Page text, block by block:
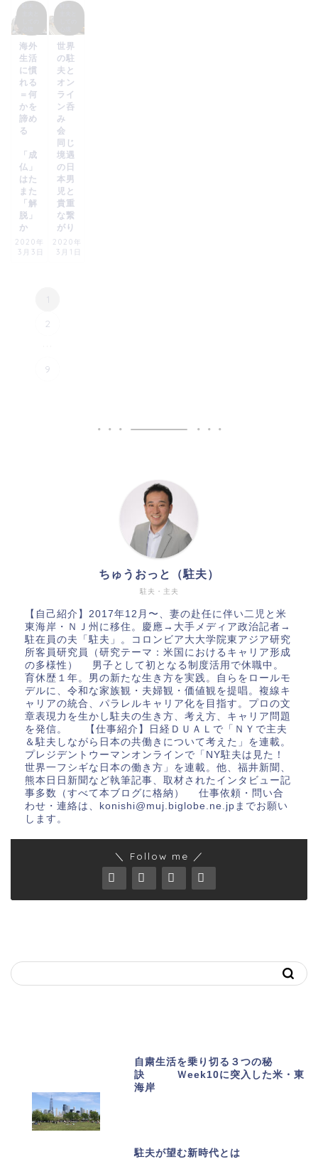
海外
生活
に慣
れる
＝何
かを
諦め
る
「成
仏」
はた
また
「解
脱」
か
2020年
3月3日
駐夫・
世界
の駐
夫と
オン
ライ
ン呑
み
会
同じ
境遇
の日
本男
児と
貴重
な繋
がり
2020年
3月1日
1
2
9
駐夫・主夫
ちゅうおっと（駐夫）
【自己紹介】2017年12月〜、妻の赴任に伴い二児と米
東海岸・ＮＪ州に移住。慶應→大手メディア政治記者→
駐在員の夫「駐夫」。コロンビア大大学院東アジア研究
所客員研究員（研究テーマ：米国におけるキャリア形成
の多様性） 男子として初となる制度活用で休職中。
育休歴１年。男の新たな生き方を実践。自らをロールモ
デルに、令和な家族観・夫婦観・価値観を提唱。複線キ
ャリアの統合、パラレルキャリア化を目指す。プロの文
章表現力を生かし駐夫の生き方、考え方、キャリア問題
を発信。 【仕事紹介】日経ＤＵＡＬで「ＮＹで主夫
＆駐夫しながら日本の共働きについて考えた」を連載。
プレジデントウーマンオンラインで「NY駐夫は見た！
世界一フシギな日本の働き方」を連載。他、福井新聞、
熊本日日新聞など執筆記事、取材されたインタビュー記
事多数（すべて本ブログに格納） 仕事依頼・問い合
わせ・連絡は、konishi@muj.biglobe.ne.jpまでお願い
します。
＼ Follow me ／
自粛生活を乗り切る３つの秘
訣 Ｗeek10に突入した米・東
海岸
駐夫が望む新時代とは